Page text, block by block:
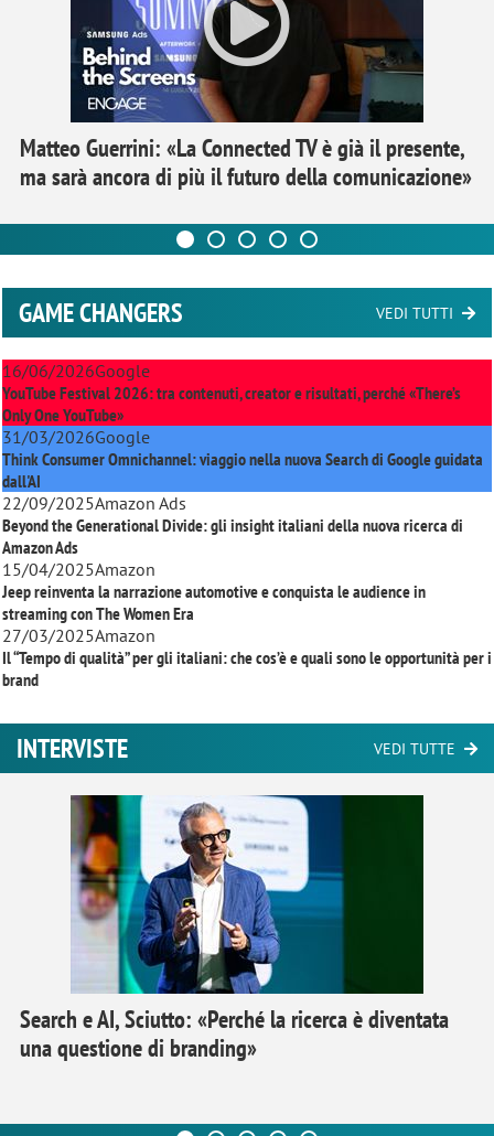
Matteo Guerrini: «La Connected TV è già il presente,
ma sarà ancora di più il futuro della comunicazione»
GAME CHANGERS VEDI TUTTI
16/06/2026Google
YouTube Festival 2026: tra contenuti, creator e risultati, perché «There’s
Only One YouTube»
31/03/2026Google
Think Consumer Omnichannel: viaggio nella nuova Search di Google guidata
dall'AI
22/09/2025Amazon Ads
Beyond the Generational Divide: gli insight italiani della nuova ricerca di
Amazon Ads
15/04/2025Amazon
Jeep reinventa la narrazione automotive e conquista le audience in
streaming conThe Women Era
27/03/2025Amazon
Il “Tempo di qualità” per gli italiani: che cos’è e quali sono le opportunità per i
brand
INTERVISTE VEDI TUTTE
Search e AI, Sciutto: «Perché la ricerca è diventata
una questione di branding»